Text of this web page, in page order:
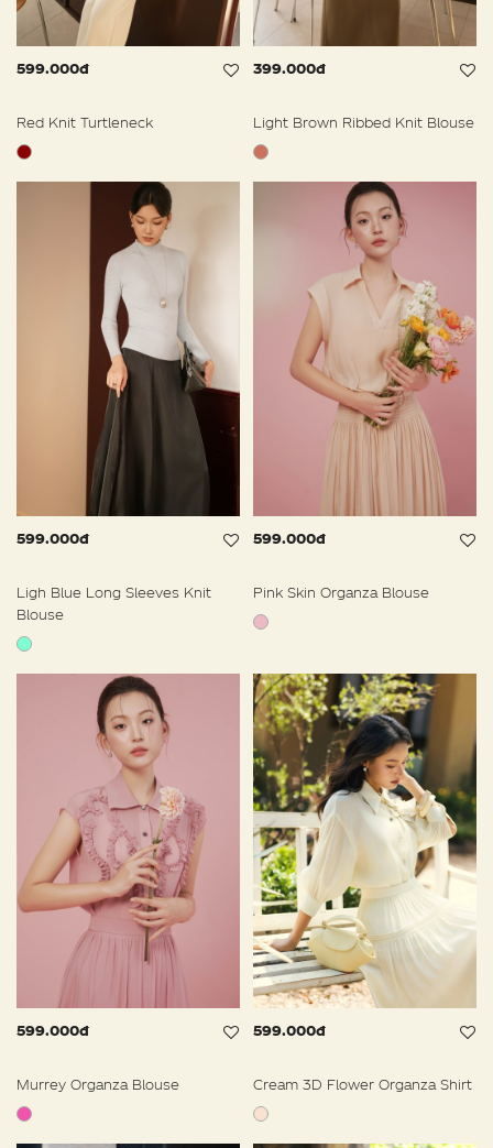
599.000đ
Red Knit Turtleneck
399.000đ
Light Brown Ribbed Knit Blouse
599.000đ
Ligh Blue Long Sleeves Knit
Blouse
599.000đ
Pink Skin Organza Blouse
599.000đ
Murrey Organza Blouse
599.000đ
Cream 3D Flower Organza Shirt